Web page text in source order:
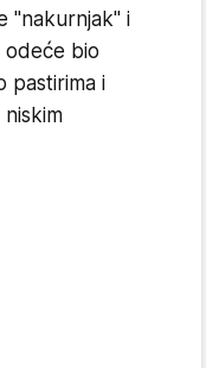
"nakurnjak" i
odeće bio
pastirima i
niskim